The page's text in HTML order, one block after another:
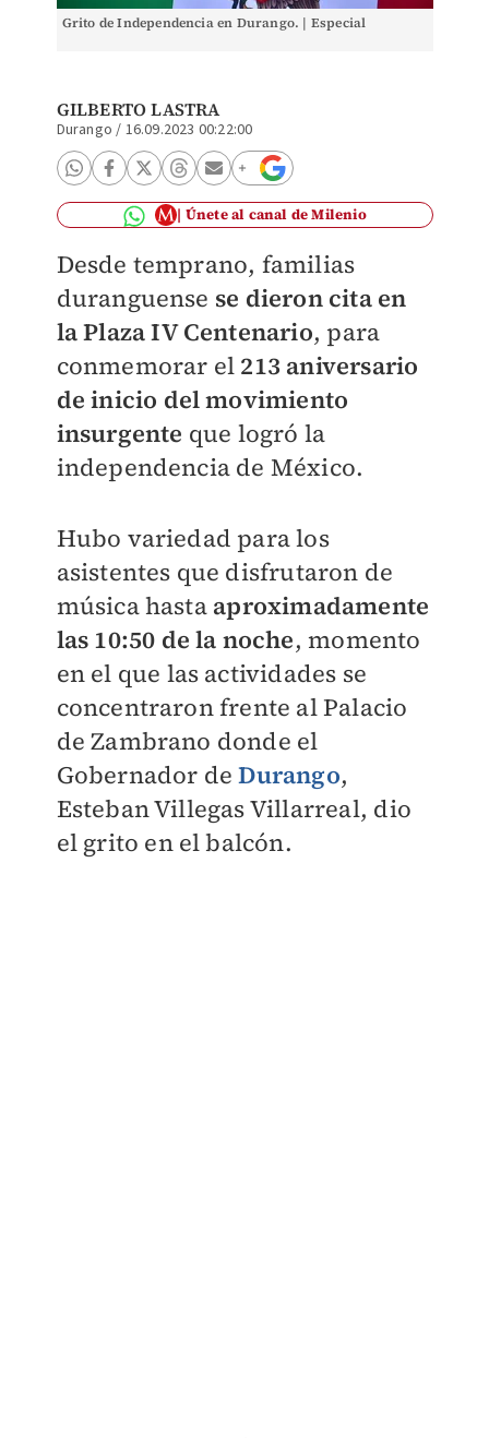
Grito de Independencia en Durango. | Especial
GILBERTO LASTRA
Durango / 16.09.2023 00:22:00
Únete al canal de Milenio
Desde temprano, familias
duranguense se dieron cita en
la Plaza IV Centenario, para
conmemorar el 213 aniversario
de inicio del movimiento
insurgente que logró la
independencia de México.
Hubo variedad para los
asistentes que disfrutaron de
música hasta aproximadamente
las 10:50 de la noche, momento
en el que las actividades se
concentraron frente al Palacio
de Zambrano donde el
Gobernador deDurango,
Esteban Villegas Villarreal, dio
el grito en el balcón.